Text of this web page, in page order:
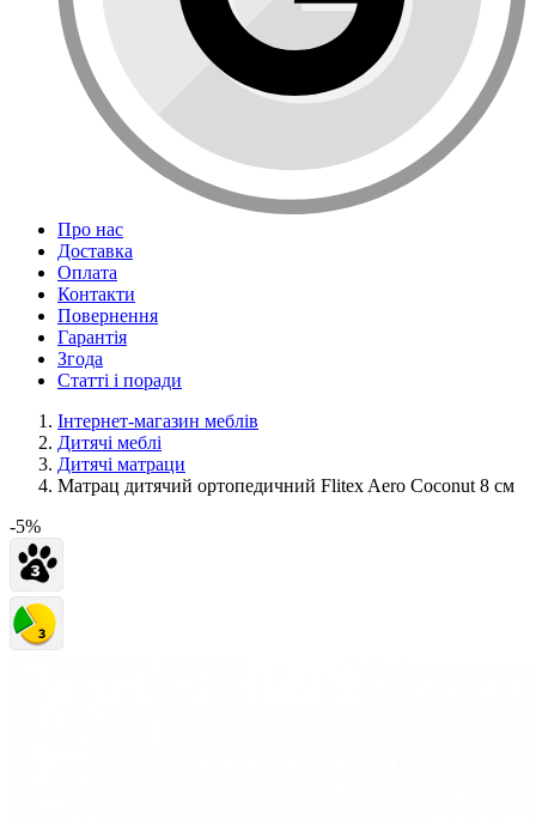
Про нас
Доставка
Оплата
Контакти
Повернення
Гарантія
Згода
Статті і поради
Інтернет-магазин меблів
Дитячі меблі
Дитячі матраци
Матрац дитячий ортопедичний Flitex Aero Coconut 8 см
-5%